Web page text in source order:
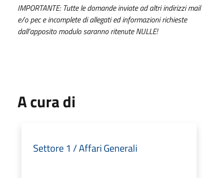
IMPORTANTE: Tutte le domande inviate ad altri indirizzi mail
e/o pec e incomplete di allegati ed informazioni richieste
dall’apposito modulo saranno ritenute NULLE!
A cura di
Settore 1 / Affari Generali